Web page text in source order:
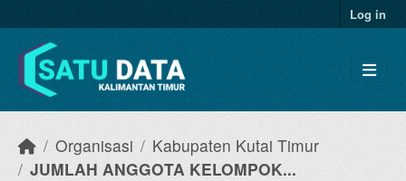
Log in
Organisasi
Kabupaten Kutai Timur
JUMLAH ANGGOTA KELOMPOK...